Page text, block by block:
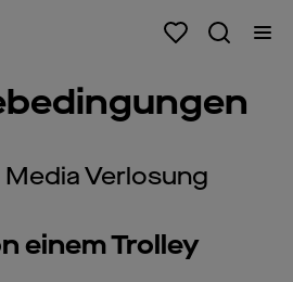
Verlosung
einem Trolley